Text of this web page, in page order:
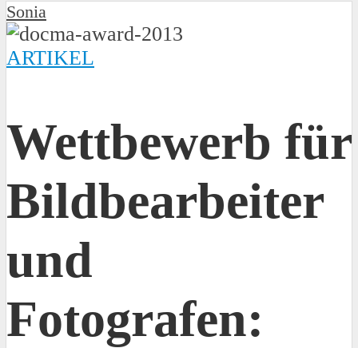
Sonia
ARTIKEL
Wettbewerb für
Bildbearbeiter
und
Fotografen: